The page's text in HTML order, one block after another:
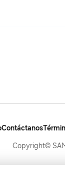
Contáctanos
Copyright©